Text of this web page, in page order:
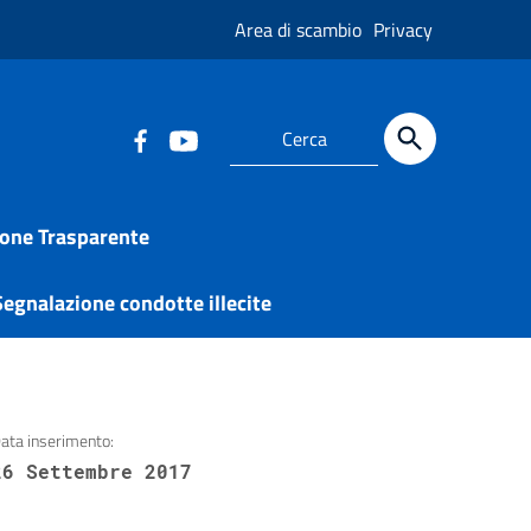
Area di scambio Privacy
Trasparente
condotte illecite
inserimento:
Settembre 2017